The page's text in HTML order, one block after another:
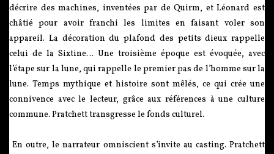
décrire des machines, inventées par de Quirm, et Léonard est
châtié pour avoir franchi les limites en faisant voler son
appareil. La décoration du plafond des petits dieux rappelle
celui de la Sixtine… Une troisième époque est évoquée, avec
l’étape sur la lune, qui rappelle le premier pas de l’homme sur la
lune. Temps mythique et histoire sont mêlés, ce qui crée une
connivence avec le lecteur, grâce aux références à une culture
commune. Pratchett transgresse le fonds culturel.
En outre, le narrateur omniscient s’invite au casting. Pratchett